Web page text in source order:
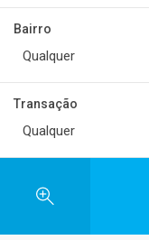
Bairro
Qualquer
Transação
Qualquer